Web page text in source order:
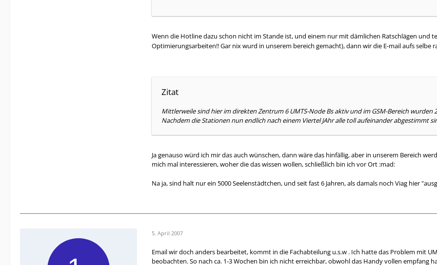
Wenn die Hotline dazu schon nicht im Stande ist, und einem nur mit dämlichen Ratschlägen und
Optimierungsarbeiten!! Gar nix wurd in unserem bereich gemacht), dann wir die E-mail aufs selbe
Zitat
Mittlerweile sind hier im direkten Zentrum 6 UMTS-Node Bs aktiv und im GSM-Bereich wurden
Nachdem die Stationen nun endlich nach einem Viertel JAhr alle toll aufeinander abgestimmt
Ja genauso würd ich mir das auch wünschen, dann wäre das hinfällig, aber in unserem Bereich
mich mal interessieren, woher die das wissen wollen, schließlich bin ich vor Ort :mad:
Na ja, sind halt nur ein 5000 Seelenstädtchen, und seit fast 6 Jahren, als damals noch Viag hier
5. April 2007
Email wir doch anders bearbeitet, kommt in die Fachabteilung u.s.w . Ich hatte das Problem mit
beobachten. So nach ca. 1-3 Wochen bin ich nicht erreichbar, obwohl das Handy vollen empfang